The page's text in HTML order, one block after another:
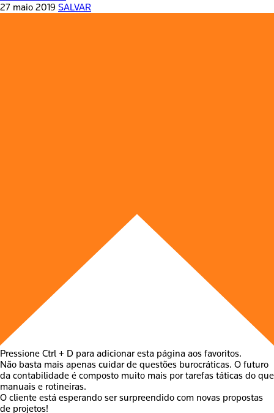
27 maio 2019 SALVAR
Pressione Ctrl + D para adicionar esta página aos favoritos.
Não basta mais apenas cuidar de questões burocráticas. O futuro
da contabilidade é composto muito mais por tarefas táticas do que
manuais e rotineiras.
O cliente está esperando ser surpreendido com novas propostas
de projetos!